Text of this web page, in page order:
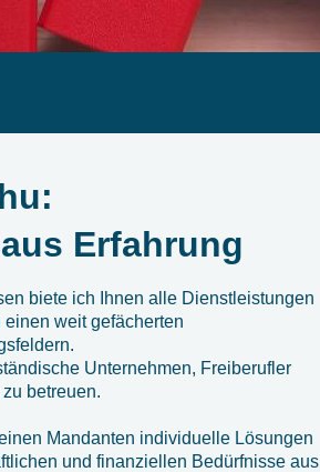
Erfahrung
biete ich Ihnen alle Dienstleistungen
weit gefächerten
Unternehmen, Freiberufler
betreuen.
Mandanten individuelle Lösungen
und finanziellen Bedürfnisse aus